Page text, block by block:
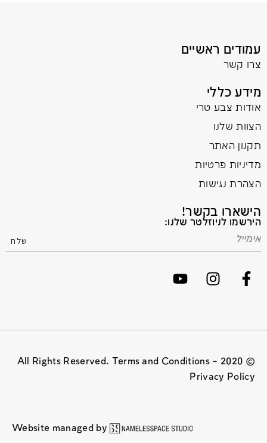
עמודים ראשיים
צרו קשר
מידע כללי
אודות צבע טרי
הצוות שלנו
תקנון האתר
מדיניות פרטיות
הצהרת נגישות
הישארו בקשר!
הירשמו לניוזלטר שלנו:
© 2020 All Rights Reserved. Terms and Conditions –
Privacy Policy
Website managed by